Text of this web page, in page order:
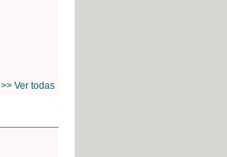
>> Ver todas